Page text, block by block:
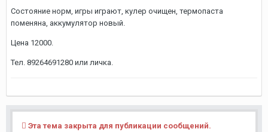
Состояние норм, игры играют, кулер очищен, термопаста
поменяна, аккумулятор новый.
Цена 12000.
Тел. 89264691280 или личка.
Эта тема закрыта для публикации сообщений.